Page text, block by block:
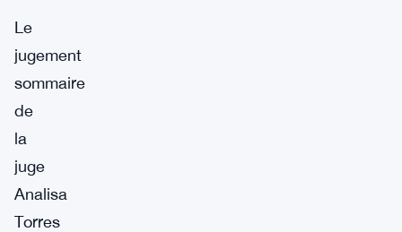
Le
jugement
sommaire
de
la
juge
Analisa
Torres